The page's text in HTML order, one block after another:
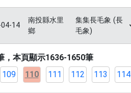
14
南投縣水里
鄉
集集長毛象 (長
毛象)
，本頁顯示1636-1650筆
109 110 111 112 113 114